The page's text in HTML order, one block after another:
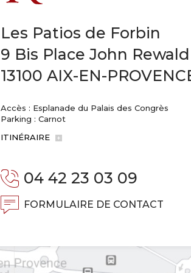
Les Patios de Forbin
9 Bis Place John Rewald
13100 AIX-EN-
Accès : Esplanade du Palais des Congrès
Parking : Carnot
ITINÉRAIRE
04 42 23 03 09
FORMULAIRE DE CONTACT